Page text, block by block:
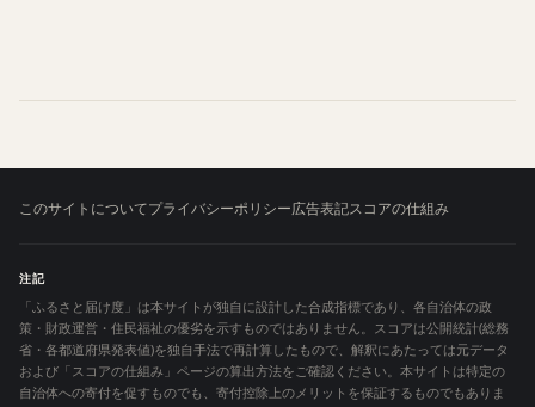
このサイトについてプライバシーポリシー広告表記スコアの仕組み
注記
「ふるさと届け度」は本サイトが独自に設計した合成指標であり、各自治体の政
策・財政運営・住民福祉の優劣を示すものではありません。スコアは公開統計(総務
省・各都道府県発表値)を独自手法で再計算したもので、解釈にあたっては元データ
および「スコアの仕組み」ページの算出方法をご確認ください。本サイトは特定の
自治体への寄付を促すものでも、寄付控除上のメリットを保証するものでもありま